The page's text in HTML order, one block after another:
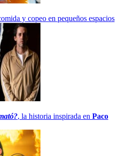
y copeo en pequeños espacios
, la historia inspirada en Paco